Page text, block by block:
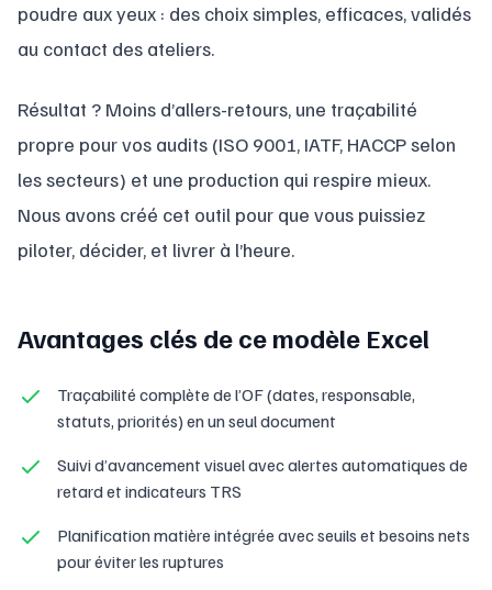
poudre aux yeux : des choix simples, efficaces, validés
au contact des ateliers.
Résultat ? Moins d’allers-retours, une traçabilité
propre pour vos audits (ISO 9001, IATF, HACCP selon
les secteurs) et une production qui respire mieux.
Nous avons créé cet outil pour que vous puissiez
piloter, décider, et livrer à l’heure.
Avantages clés de ce modèle Excel
Traçabilité complète de l’OF (dates, responsable,
statuts, priorités) en un seul document
Suivi d’avancement visuel avec alertes automatiques de
retard et indicateurs TRS
Planification matière intégrée avec seuils et besoins nets
pour éviter les ruptures